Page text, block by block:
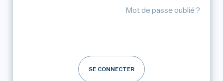
Mot de passe oublié ?
SE CONNECTER